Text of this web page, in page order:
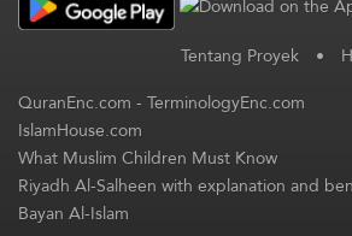
Tentang Proyek •
QuranEnc.com-TerminologyEnc.com
IslamHouse.com
What Muslim Children Must Know
Riyadh Al-Salheen with explanation and
Bayan Al-Islam